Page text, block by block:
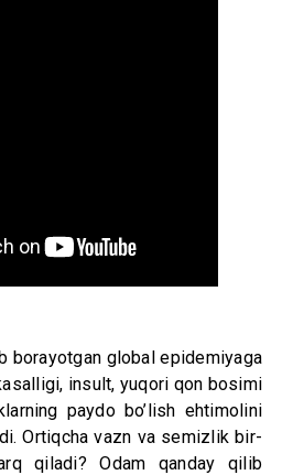
borayotgan global epidemiyaga
insult, yuqori qon bosimi
paydo bo’lish ehtimolini
Ortiqcha vazn va semizlik bir-
qiladi? Odam qanday qilib